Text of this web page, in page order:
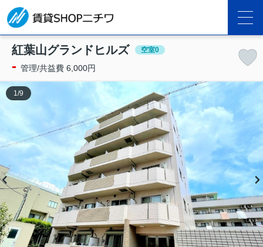
紅葉山グランドヒルズ 空室0
- 管理/共益費 6,000円
1 /9